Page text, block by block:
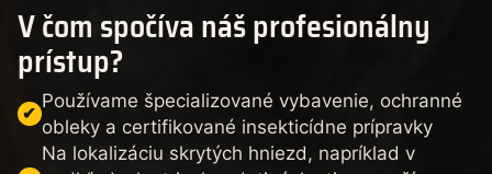
V čom spočíva náš profesionálny
prístup?
Používame špecializované vybavenie, ochranné
obleky a certifikované insekticídne prípravky
Na lokalizáciu skrytých hniezd, napríklad v